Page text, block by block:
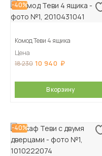
-40%
Комод Теви 4 ящика
Цена
18 230 10 940
В корзину
-40%